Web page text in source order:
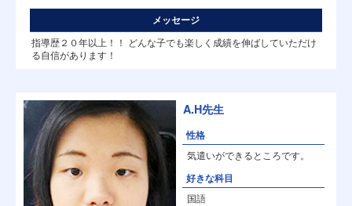
メッセージ
指導歴２０年以上！！ どんな子でも楽しく成績を伸ばしていただけ
る自信があります！
A.H先生
性格
気遣いができるところです。
好きな科目
国語